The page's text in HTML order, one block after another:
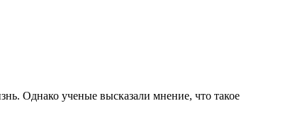
Однако ученые высказали мнение, что такое